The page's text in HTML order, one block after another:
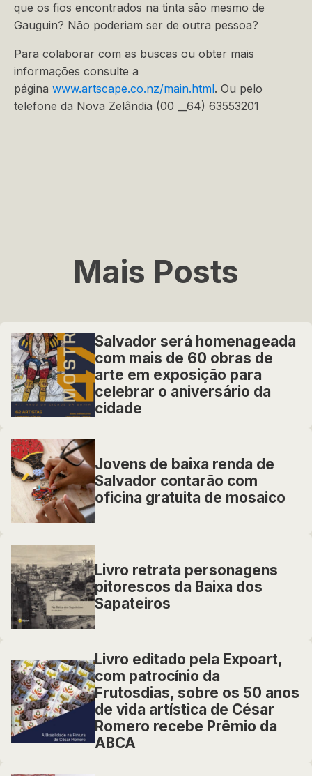
que os fios encontrados na tinta são mesmo de
Gauguin? Não poderiam ser de outra pessoa?
Para colaborar com as buscas ou obter mais
informações consulte a
página www.artscape.co.nz/main.html. Ou pelo
telefone da Nova Zelândia (00 __64) 63553201
Mais Posts
Salvador será homenageada
com mais de 60 obras de
arte em exposição para
celebrar o aniversário da
cidade
Jovens de baixa renda de
Salvador contarão com
oficina gratuita de mosaico
Livro retrata personagens
pitorescos da Baixa dos
Sapateiros
Livro editado pela Expoart,
com patrocínio da
Frutosdias, sobre os 50 anos
de vida artística de César
Romero recebe Prêmio da
ABCA